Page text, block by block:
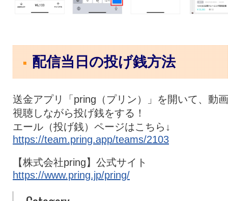
配信当日の投げ銭方法
送金アプリ「pring（プリン）」を開いて、動
視聴しながら投げ銭をする！
エール（投げ銭）ページはこちら↓
https://team.pring.app/teams/2103
【株式会社pring】公式サイト
https://www.pring.jp/pring/